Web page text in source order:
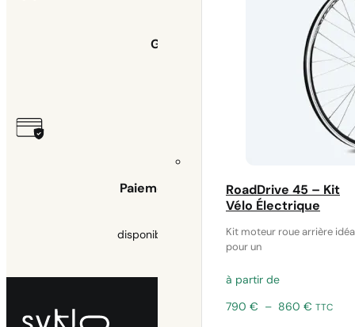
RoadDrive 45 – Kit
Vélo Électrique
Kit moteur roue arrière
pour un
à partir de
790 € – 860 € Plage
TTC
Garantie
Paiement sécurisé
disponible 3x sans frais